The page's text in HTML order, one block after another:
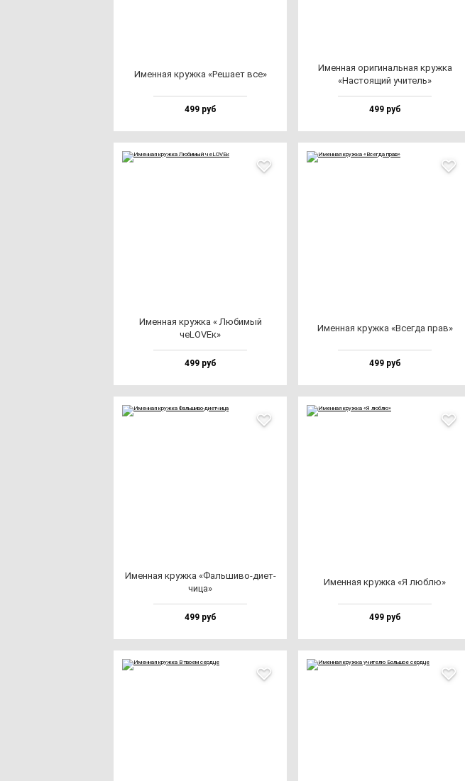
Имен­ная круж­ка «Реша­ет все»
499 руб
Имен­ная ори­ги­наль­ная круж­ка
«Нас­то­ящий учи­тель»
499 руб
Имен­ная круж­ка « Люби­мый
чеLOVEк»
499 руб
Имен­ная круж­ка «Всег­да прав»
499 руб
Имен­ная круж­ка «Фаль­ши­во-ди­ет­
чи­ца»
499 руб
Имен­ная круж­ка «Я люб­лю»
499 руб